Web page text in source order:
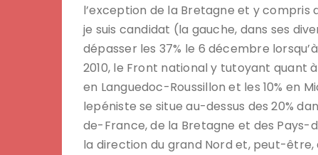
l’exception de la Bretagne et y compris
je suis candidat (la gauche, dans ses
dépasser les 37% le 6 décembre
2010, le Front national y tutoyant quant à
en Languedoc-Roussillon et les 10% en
lepéniste se situe au-dessus des 20%
de-France, de la Bretagne et des
la direction du grand Nord et, peut-être,